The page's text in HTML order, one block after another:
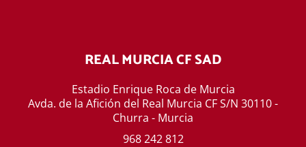
REAL MURCIA CF SAD
Estadio Enrique Roca de Murcia
Avda. de la Afición del Real Murcia CF S/N 30110 -
Churra - Murcia
968 242 812